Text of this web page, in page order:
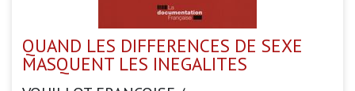
QUAND LES DIFFERENCES DE SEXE
MASQUENT LES INEGALITES